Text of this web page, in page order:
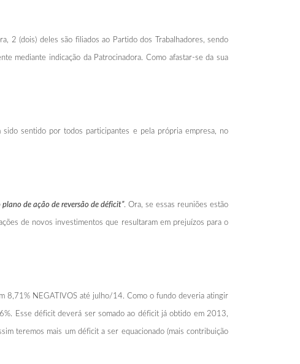
2 (dois) deles são filiados ao Partido dos Trabalhadores, sendo
mediante indicação da Patrocinadora. Como afastar-se da sua
sido sentido por todos participantes e pela própria empresa, no
de ação de reversão de déficit”. Ora, se essas reuniões estão
de novos investimentos que resultaram em prejuízos para o
8,71% NEGATIVOS até julho/14. Como o fundo deveria atingir
Esse déficit deverá ser somado ao déficit já obtido em 2013,
teremos mais um déficit a ser equacionado (mais contribuição